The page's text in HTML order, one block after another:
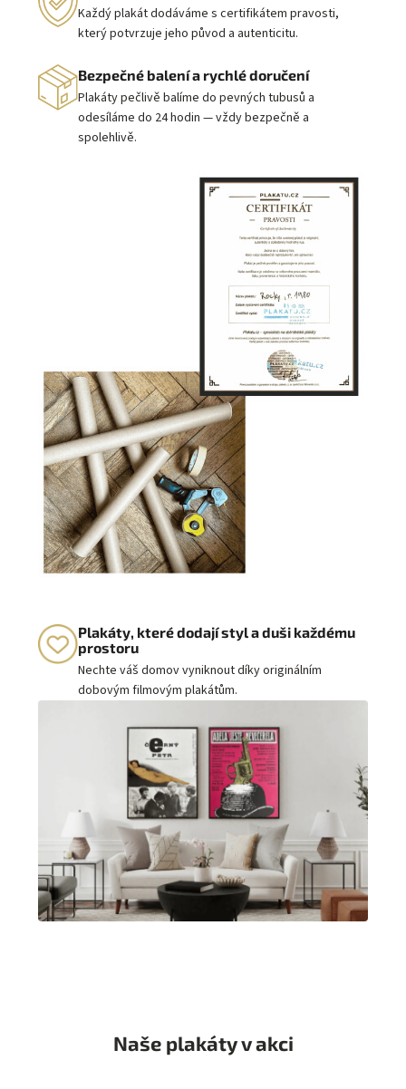
Každý plakát dodáváme s certifikátem pravosti,
který potvrzuje jeho původ a autenticitu.
Bezpečné balení a rychlé doručení
Plakáty pečlivě balíme do pevných tubusů a
odesíláme do 24 hodin — vždy bezpečně a
spolehlivě.
Plakáty, které dodají styl a duši každému
prostoru
Nechte váš domov vyniknout díky originálním
dobovým filmovým plakátům.
Naše plakáty v akci